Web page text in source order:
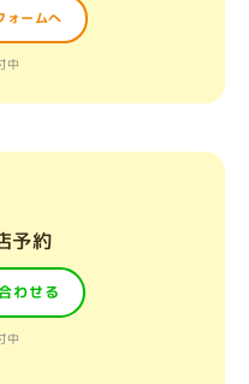
ォームへ
中
予約
わせる
中